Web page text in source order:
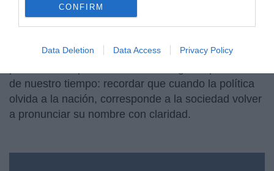
CONFIRM
Data Deletion Data Access Privacy Policy
Frente al caos gubernativo,
independientes y sentido de Estado. Esa es la tarea
de nuestro tiempo: recordar que cuando la política
olvida a la nación, corresponde a la sociedad volver
a pronunciar su nombre con claridad.